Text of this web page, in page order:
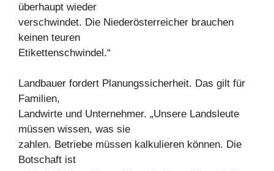
überhaupt wieder
verschwindet. Die Niederösterreicher brauchen
keinen teuren
Etikettenschwindel.“
Landbauer fordert Planungssicherheit. Das gilt für
Familien,
Landwirte und Unternehmer. „Unsere Landsleute
müssen wissen, was sie
zahlen. Betriebe müssen kalkulieren können. Die
Botschaft ist